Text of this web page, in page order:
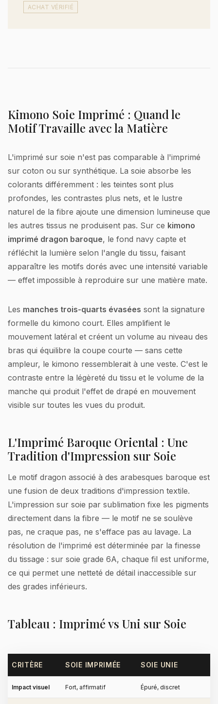
ACHAT VÉRIFIÉ
Kimono Soie Imprimé : Quand le
Motif Travaille avec la Matière
L'imprimé sur soie n'est pas comparable à l'imprimé
sur coton ou sur synthétique. La soie absorbe les
colorants différemment : les teintes sont plus
profondes, les contrastes plus nets, et le lustre
naturel de la fibre ajoute une dimension lumineuse que
les autres tissus ne produisent pas. Sur ce kimono
imprimé dragon baroque, le fond navy capte et
réfléchit la lumière selon l'angle du tissu, faisant
apparaître les motifs dorés avec une intensité variable
— effet impossible à reproduire sur une matière mate.
Les manches trois-quarts évasées sont la signature
formelle du kimono court. Elles amplifient le
mouvement latéral et créent un volume au niveau des
bras qui équilibre la coupe courte — sans cette
ampleur, le kimono ressemblerait à une veste. C'est le
contraste entre la légèreté du tissu et le volume de la
manche qui produit l'effet de drapé en mouvement
visible sur toutes les vues du produit.
L'Imprimé Baroque Oriental : Une
Tradition d'Impression sur Soie
Le motif dragon associé à des arabesques baroque est
une fusion de deux traditions d'impression textile.
L'impression sur soie par sublimation fixe les pigments
directement dans la fibre — le motif ne se soulève
pas, ne craque pas, ne s'efface pas au lavage. La
résolution de l'imprimé est déterminée par la finesse
du tissage : sur soie grade 6A, chaque fil est uniforme,
ce qui permet une netteté de détail inaccessible sur
des grades inférieurs.
Tableau : Imprimé vs Uni sur Soie
CRITÈRE SOIE IMPRIMÉE SOIE UNIE
Impact visuel Fort, affirmatif Épuré, discret